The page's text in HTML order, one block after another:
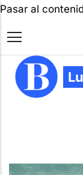
Pasar al